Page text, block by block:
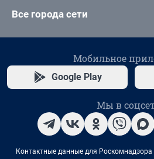
Все города сети
Мобильное
Google Play
Мы в
Контактные данные для Роскомнадзора